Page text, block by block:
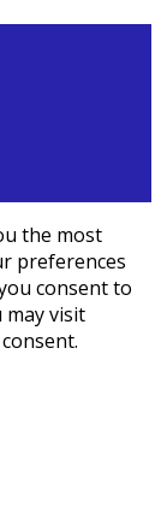
the most
preferences
consent to
may visit